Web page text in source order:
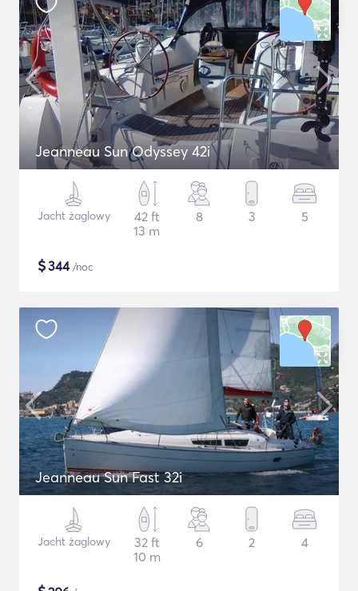
Jeanneau Sun Odyssey 42i
Jacht żaglowy
42 ft
13 m
8 3 5
$344/noc
Jeanneau Sun Fast 32i
Jacht żaglowy
32 ft
10 m
6 2 4